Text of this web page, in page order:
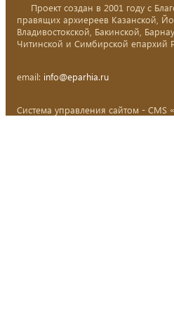
Проект создан в 2001 году с
правящих архиереев Казанской,
Владивостокской, Бакинской,
Читинской и Симбирской епархий
email: info@eparhia.ru
Система управления сайтом - CMS